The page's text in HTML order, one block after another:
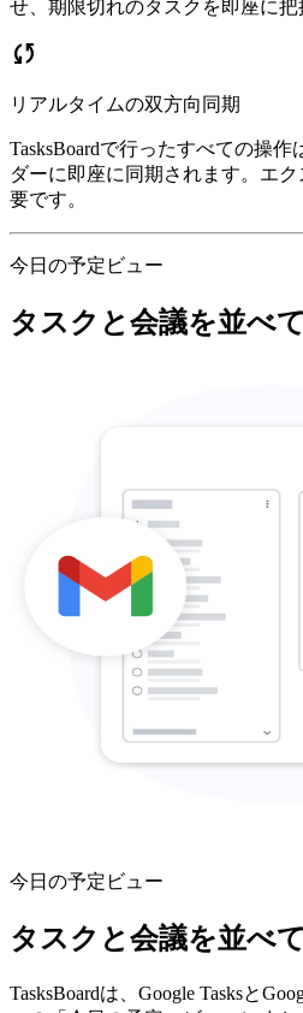
せ、期限切れのタスクを即座に把
sync
リアルタイムの双方向同期
TasksBoardで行ったすべての操作
ダーに即座に同期されます。エ
要です。
今日の予定ビュー
タスクと会議を並べ
今日の予定ビュー
タスクと会議を並べ
TasksBoardは、Google Tasksと